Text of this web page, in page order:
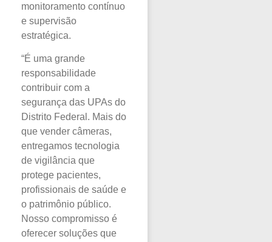
monitoramento contínuo
e supervisão
estratégica.
“É uma grande
responsabilidade
contribuir com a
segurança das UPAs do
Distrito Federal. Mais do
que vender câmeras,
entregamos tecnologia
de vigilância que
protege pacientes,
profissionais de saúde e
o patrimônio público.
Nosso compromisso é
oferecer soluções que